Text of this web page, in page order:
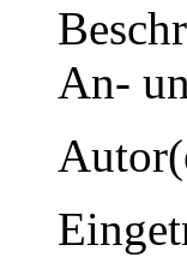
An-